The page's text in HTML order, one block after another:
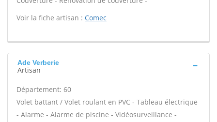
Voir la fiche artisan : Comec
Ade Verberie
Artisan
Département: 60
Volet battant / Volet roulant en PVC - Tableau électrique
- Alarme - Alarme de piscine - Vidéosurveillance -